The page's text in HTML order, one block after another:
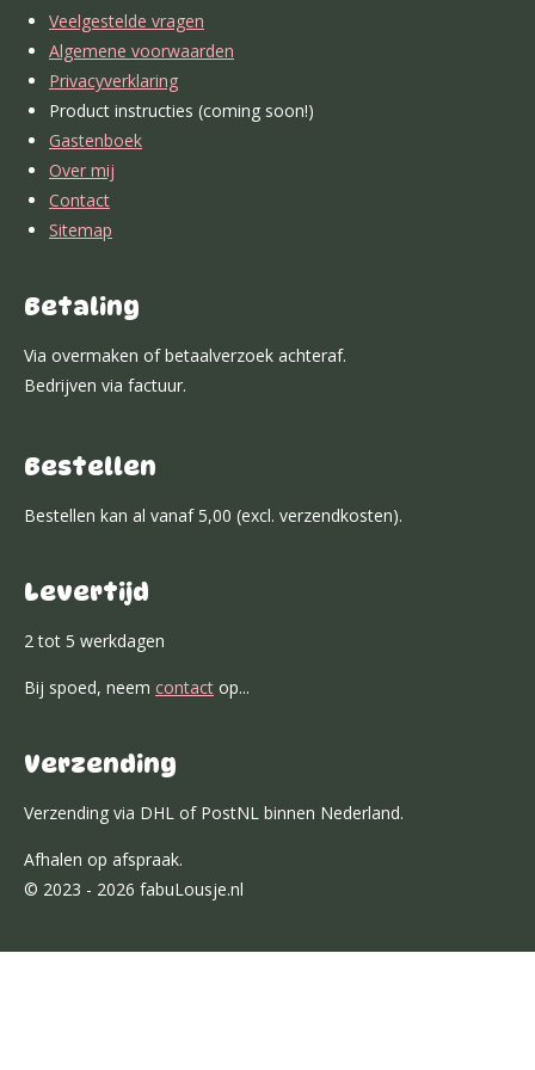
o
k
r
a
m
e
I
n
Veelgestelde vragen
Algemene voorwaarden
Privacyverklaring
Product instructies (coming soon!)
Gastenboek
Over mij
Contact
Sitemap
Betaling
Via overmaken of betaalverzoek achteraf.
Bedrijven via factuur.
Bestellen
Bestellen kan al vanaf 5,00 (excl. verzendkosten).
Levertijd
2 tot 5 werkdagen
Bij spoed, neem contact op...
Verzending
Verzending via DHL of PostNL binnen Nederland.
Afhalen op afspraak.
© 2023 - 2026 fabuLousje.nl